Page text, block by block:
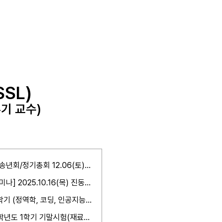
교수)
교수)
교수)
년회/정기총회 12.06(토)
나] 2025.10.16(목) 진동대
(정역학, 코딩, 인공지능,
도 1학기 기말시험(재료역